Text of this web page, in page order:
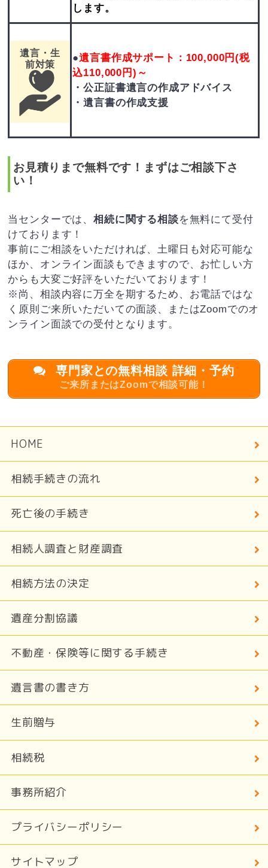
します。
遺言・生
前対策
●遺言書作成サポート：100,000円(税
込110,000円)～
・公正証書遺言の作成アドバイス
・遺言書の作成支援
お見積りまで無料です！まずはご相談下さ
い！
当センターでは、相続に関する相談を無料にて受付
けております！
事前にご相談をいただければ、土曜日も対応可能な
ほか、オンライン面談もできますので、お忙しい方
からも大変ご好評をいただいております！
※尚、相談内容に万全を期するため、お電話ではな
く原則ご来所いただいての面談、またはZoomでのオ
ンライン面談での受付となります。
専門家との無料相談 詳細・予約
ご来所またはZoomで相談可能！
HOME
相続手続きの流れ
死亡後の手続き
相続人調査と財産調査
相続方法の決定
遺産分割協議
不動産・保険等に関する手続き
遺言書の書き方
生前贈与
相続税
事務所紹介
プライバシーポリシー
サイトマップ